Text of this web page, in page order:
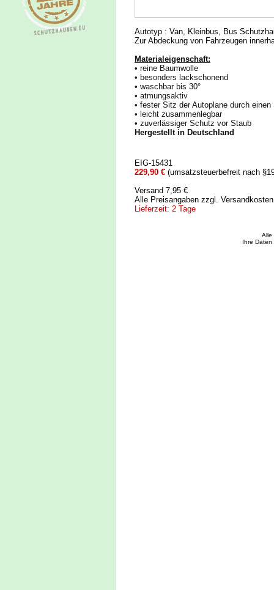
Autotyp : Van, Kleinbus, Bus
Zur Abdeckung von Fahrzeugen
Materialeigenschaft:
• reine Baumwolle
• besonders lackschonend
• waschbar bis 30°
• atmungsaktiv
• fester Sitz der Autoplane durch
• leicht zusammenlegbar
• zuverlässiger Schutz vor Staub
Hergestellt in Deutschland
EIG-15431
229,90 € (umsatzsteuerbefreit nach
Versand 7,95 €
Alle Preisangaben zzgl.
Lieferzeit: 2 Tage
Alle
Ihre